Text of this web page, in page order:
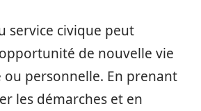
service civique peut
de nouvelle vie
personnelle. En prenant
les démarches et en